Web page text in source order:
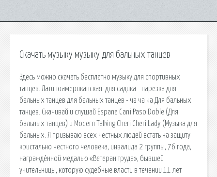
Скачать музыку музыку для бальных танцев
Здесь можно скачать бесплатно музыку для спортивных
танцев. Латиноамериканская. для садика - нарезка для
бальных танцев для бальных танцев - ча ча ча Для бальных
танцев. Скачивай и слушай Espana Cani Paso Doble (Для
бальных танцев) и Modern Talking Cheri Cheri Lady (Музыка для
бальных. Я призываю всех честных людей встать на защиту
кристально честного человека, инвалида 2 группы, 76 года,
награждённой медалью «Ветеран труда», бывшей
учительницы, которую судебные власти в течении 11 лет